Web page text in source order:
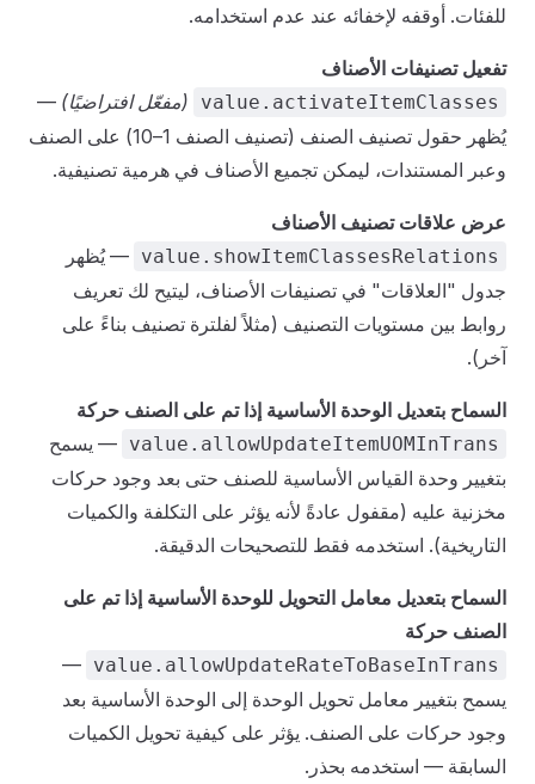
للفئات. أوقفه لإخفائه عند عدم استخدامه.
تفعيل تصنيفات الأصناف
value.activateItemClasses (مفعّل افتراضيًا) —
يُظهر حقول تصنيف الصنف (تصنيف الصنف 1–10) على الصنف
وعبر المستندات، ليمكن تجميع الأصناف في هرمية تصنيفية.
عرض علاقات تصنيف الأصناف
value.showItemClassesRelations — يُظهر
جدول "العلاقات" في تصنيفات الأصناف، ليتيح لك تعريف
روابط بين مستويات التصنيف (مثلاً لفلترة تصنيف بناءً على
آخر).
السماح بتعديل الوحدة الأساسية إذا تم على الصنف حركة
value.allowUpdateItemUOMInTrans — يسمح
بتغيير وحدة القياس الأساسية للصنف حتى بعد وجود حركات
مخزنية عليه (مقفول عادةً لأنه يؤثر على التكلفة والكميات
التاريخية). استخدمه فقط للتصحيحات الدقيقة.
السماح بتعديل معامل التحويل للوحدة الأساسية إذا تم على
الصنف حركة
value.allowUpdateRateToBaseInTrans
—
يسمح بتغيير معامل تحويل الوحدة إلى الوحدة الأساسية بعد
وجود حركات على الصنف. يؤثر على كيفية تحويل الكميات
السابقة — استخدمه بحذر.